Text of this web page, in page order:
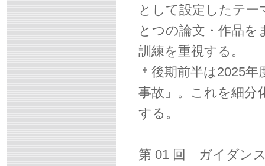
として設定したテ
とつの論文・作品を
訓練を重視する。
＊後期前半は2025
事故」。これを細分
する。
第 01 回 ガイダン